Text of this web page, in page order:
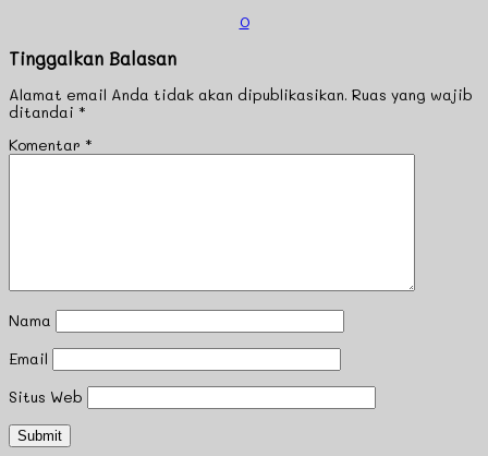
0
Tinggalkan Balasan
Alamat email Anda tidak akan dipublikasikan. Ruas yang wajib
ditandai *
Komentar *
Nama
Email
Situs Web